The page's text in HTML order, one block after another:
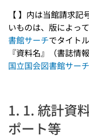
【 】内は当館請求
いものは、版によっ
書館サーチでタイト
『資料名』（書誌情
国立国会図書館サーチ
1. 1. 統計資
ポート等